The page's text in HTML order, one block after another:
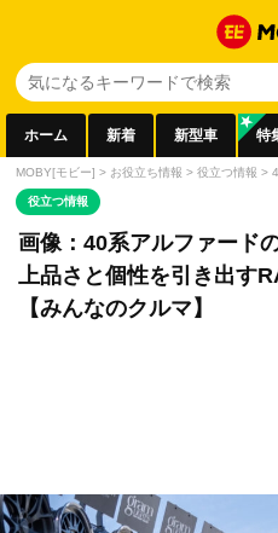
ホーム 新着 新型車 特
MOBY[モビー] > お役立ち情報 > 役立つ情報 >
役立つ情報
画像：40系アルファード
上品さと個性を引き出す
【みんなのクルマ】